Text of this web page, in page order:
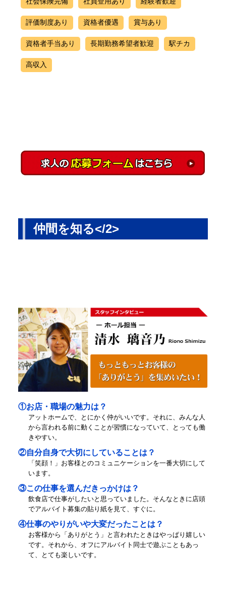
評価制度あり 資格者優遇 賞与あり
資格者手当あり 長期勤務希望者歓迎 駅チカ
高収入
仲間を知る</2>
①お店・職場の魅力は？
アットホームで、とにかく仲がいいです。それに、みんな人
から言われる前に動くことが習慣になっていて、とっても働
きやすい。
②自分自身で大切にしていることは？
「笑顔！」お客様とのコミュニケーションを一番大切にして
います。
③この仕事を選んだきっかけは？
飲食店で仕事がしたいと思っていました。そんなときに店頭
でアルバイト募集の貼り紙を見て、すぐに。
④仕事のやりがいや大変だったことは？
お客様から「ありがとう」と言われたときはやっぱり嬉しい
です。それから、オフにアルバイト同士で遊ぶこともあっ
て、とても楽しいです。